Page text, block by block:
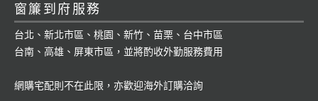
窗簾到府服務
台北、新北市區、桃園、新竹、苗栗、台中市區
台南、高雄、屏東市區，並將酌收外勤服務費用
網購宅配則不在此限，亦歡迎海外訂購洽詢